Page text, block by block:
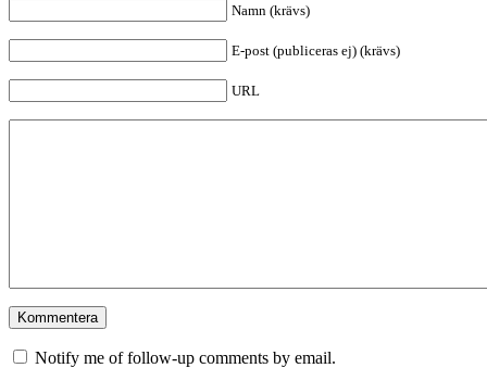
Namn (krävs)
E-post (publiceras ej) (krävs)
URL
Notify me of follow-up comments by email.